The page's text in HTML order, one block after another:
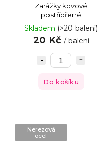
Zarážky kovové
postříbřené
Skladem (>20 balení)
20 Kč / balení
Do košíku
Nerezová
ocel